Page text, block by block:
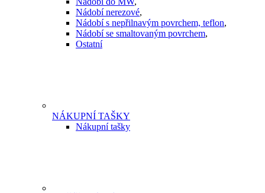
Nádobí nerezové,
Nádobí s nepřilnavým povrchem, teflon,
Nádobí se smaltovaným povrchem,
Ostatní
NÁKUPNÍ TAŠKY
Nákupní tašky